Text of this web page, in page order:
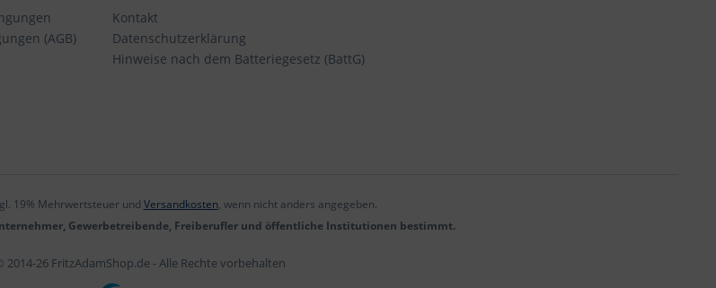
(AGB)
Kontakt
Datenschutzerklärung
Hinweise nach dem Batteriegesetz (BattG)
19% Mehrwertsteuer und Versandkosten, wenn nicht anders angegeben.
Gewerbetreibende, Freiberufler und öffentliche Institutionen bestimmt.
26 FritzAdamShop.de - Alle Rechte vorbehalten